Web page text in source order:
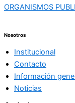
ORGANISMOS
Nosotros
Institucional
Contacto
Información
Noticias